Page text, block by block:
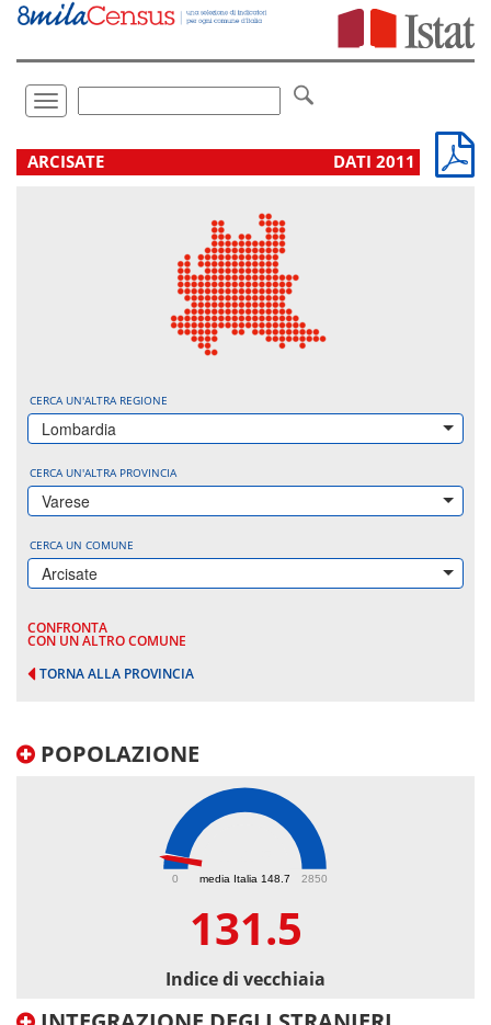
Vai
direttamente
Toggle
navigation
.
ARCISATE DATI 2011
CERCA UN'ALTRA REGIONE
Lombardia
CERCA UN'ALTRA PROVINCIA
Varese
CERCA UN COMUNE
Arcisate
CONFRONTA
CON UN ALTRO COMUNE
TORNA ALLA PROVINCIA
POPOLAZIONE
media Italia 148.7
0 2850
131.5
Indice di vecchiaia